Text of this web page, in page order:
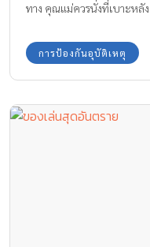
ทาง คุณแม่ควรนั่งที่เบาะห
มากที่สุด เพื่อป้องกันการกระ
การป้องกันอุบัติเหตุ